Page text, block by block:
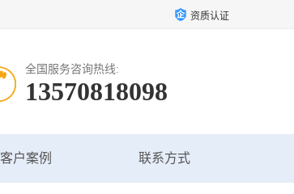
资质认证
全国服务咨询热线:
13570818098
客户案例 联系方式